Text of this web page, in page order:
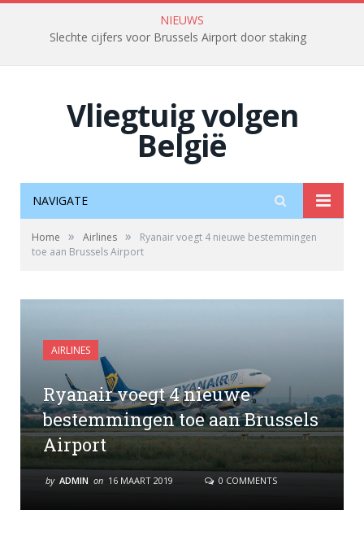
NIEUWS
Slechte cijfers voor Brussels Airport door staking
Vliegtuig volgen
België
NAVIGATE
Home » Airlines »
Ryanair voegt 4 nieuwe bestemmingen
toe aan Brussels Airport
AIRLINES
Ryanair voegt 4 nieuwe
bestemmingen toe aan Brussels
Airport
by ADMIN on 16 MAART 2019 0 COMMENTS